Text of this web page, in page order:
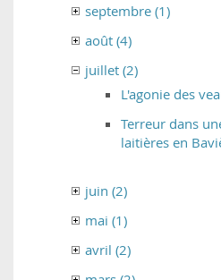
septembre (1)
août (4)
juillet (2)
L'agonie des
Terreur dans
laitières en
juin (2)
mai (1)
avril (2)